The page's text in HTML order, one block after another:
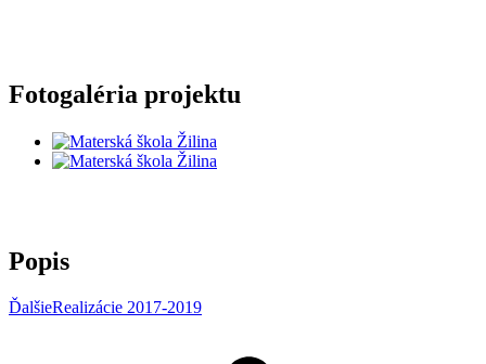
Fotogaléria projektu
Popis
ĎalšieRealizácie 2017-2019